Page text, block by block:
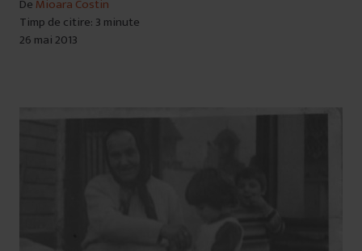
De Mioara Costin
Timp de citire: 3 minute
26 mai 2013